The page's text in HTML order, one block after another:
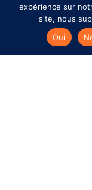
Clémence Dubois-
L’été bat son plein
sortir les citrons et
expérience sur
site, nous
Oui